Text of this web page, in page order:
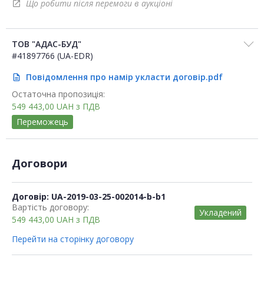
open_in_new Що робити після перемоги в аукціоні
ТОВ "АДАС-БУД"
#41897766 (UA-EDR)
description
Повідомлення про намір укласти договір.pdf
Остаточна пропозиція:
549 443,00 UAH з ПДВ
Переможець
Договори
Договір: UA-2019-03-25-002014-b-b1
Вартість договору:
549 443,00 UAH з ПДВ
Укладений
Перейти на сторінку договору